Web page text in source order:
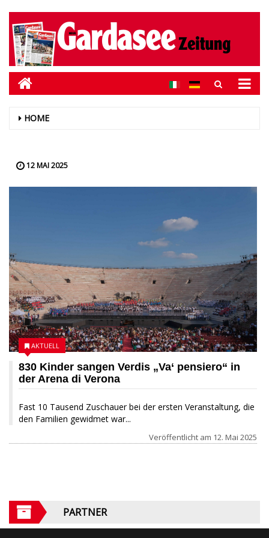
HOME
12 MAI 2025
830 Kinder sangen Verdis „Va‘ pensiero“ in
der Arena di Verona
Fast 10 Tausend Zuschauer bei der ersten Veranstaltung, die
den Familien gewidmet war...
AKTUELL
Veröffentlicht am 12. Mai 2025
PARTNER